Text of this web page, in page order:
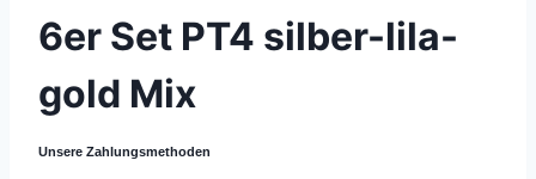
6er Set PT4 silber-lila-
gold Mix
Unsere Zahlungsmethoden